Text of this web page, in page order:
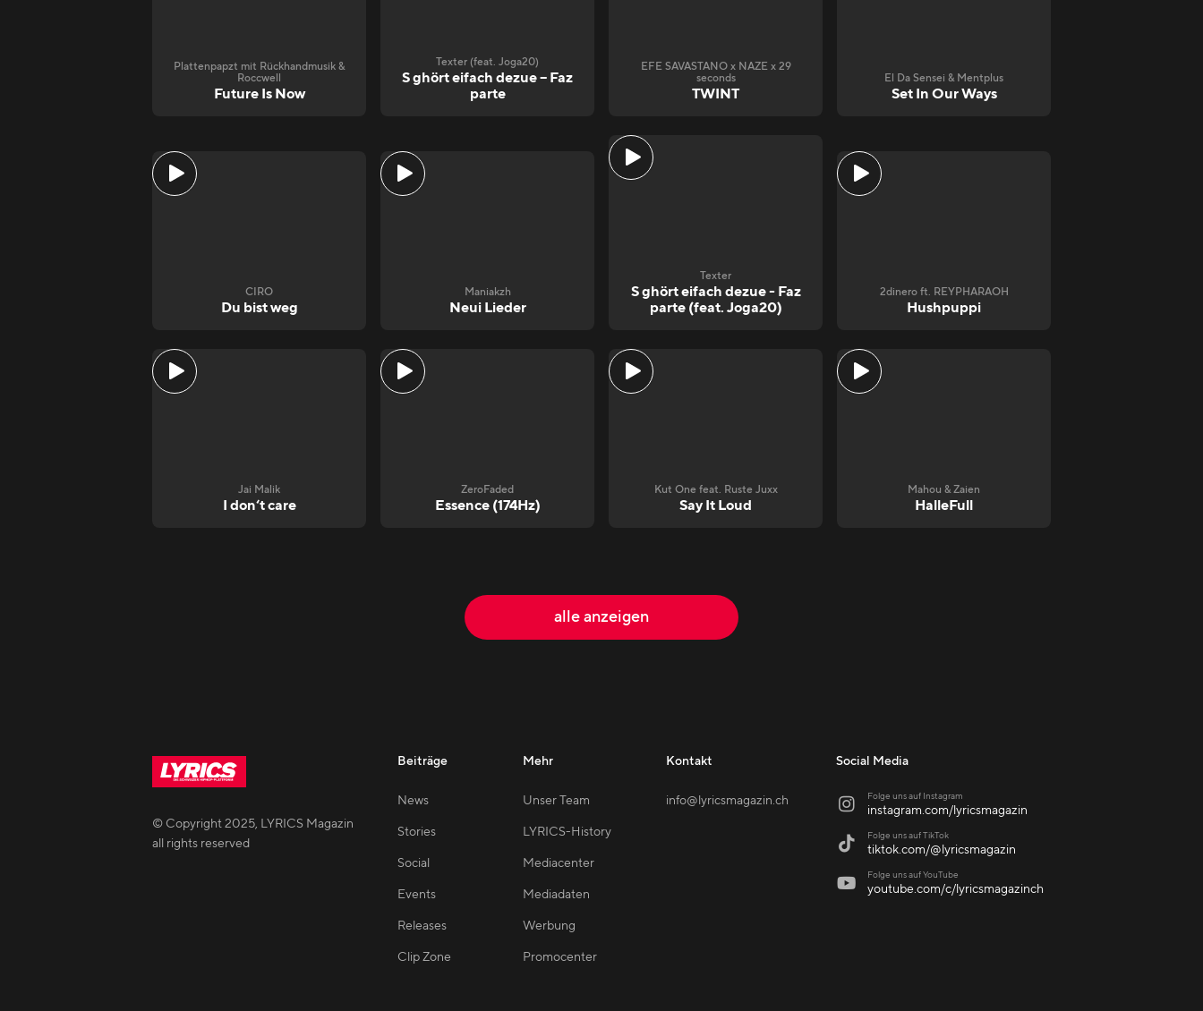
Plattenpapzt mit Rückhandmusik &
Roccwell
Future Is Now
Texter (feat. Joga20)
S ghört eifach dezue – Faz
parte
EFE SAVASTANO x NAZE x 29
seconds
TWINT
El Da Sensei & Mentplus
Set In Our Ways
CIRO
Du bist weg
Maniakzh
Neui Lieder
Texter
S ghört eifach dezue - Faz
parte (feat. Joga20)
2dinero ft. REYPHARAOH
Hushpuppi
Jai Malik
I don‘t care
ZeroFaded
Essence (174Hz)
Kut One feat. Ruste Juxx
Say It Loud
Mahou & Zaien
HalleFull
alle anzeigen
© Copyright2025, LYRICS Magazin
all rights reserved
Beiträge
News
Stories
Social
Events
Releases
Clip Zone
Mehr
Unser Team
LYRICS-History
Mediacenter
Mediadaten
Werbung
Promocenter
Kontakt
info@lyricsmagazin.ch
Social Media
 Folge uns auf Instagram
instagram.com/lyricsmagazin
 Folge uns auf TikTok
tiktok.com/@lyricsmagazin
 Folge uns auf YouTube
youtube.com/c/lyricsmagazinch